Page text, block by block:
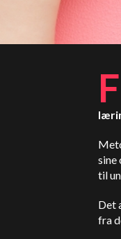
F
sine
til
Det
fra